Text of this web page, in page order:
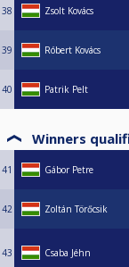
38 Zsolt Kovács
39 Róbert Kovács
40 Patrik Pelt
Winners
41 Gábor Petre
42 Zoltán Törőcsik
43 Csaba Jéhn